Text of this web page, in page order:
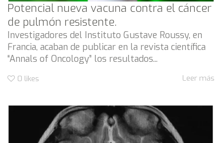
Potencial nueva vacuna contra el cáncer
de pulmón resistente.
Investigadores del Instituto Gustave Roussy, en
Francia, acaban de publicar en la revista científica
“Annals of Oncology” los resultados...
0 likes Leer más